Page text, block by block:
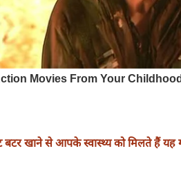
बटर खाने से आपके स्वास्थ्य को मिलते हैं